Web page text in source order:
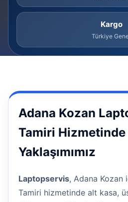
Kargo
Türkiye
Adana Kozan
Tamiri Hizmetinde
Yaklaşımımız
Laptopservis, Adana Kozan
Tamiri hizmetinde alt kasa,